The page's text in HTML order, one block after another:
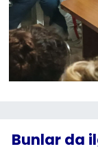
Bunlar da